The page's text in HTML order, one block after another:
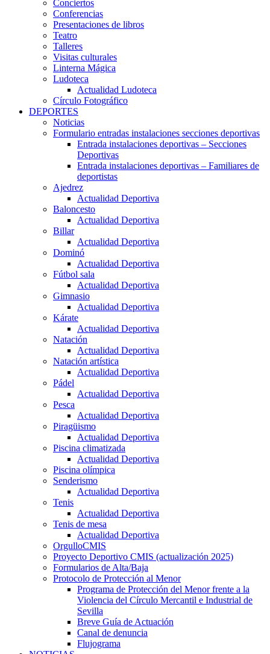
Conciertos
Conferencias
Presentaciones de libros
Teatro
Talleres
Visitas culturales
Linterna Mágica
Ludoteca
Actualidad Ludoteca
Círculo Fotográfico
DEPORTES
Noticias
Formulario entradas instalaciones secciones deportivas
Entrada instalaciones deportivas – Secciones
Deportivas
Entrada instalaciones deportivas – Familiares de
deportistas
Ajedrez
Actualidad Deportiva
Baloncesto
Actualidad Deportiva
Billar
Actualidad Deportiva
Dominó
Actualidad Deportiva
Fútbol sala
Actualidad Deportiva
Gimnasio
Actualidad Deportiva
Kárate
Actualidad Deportiva
Natación
Actualidad Deportiva
Natación artística
Actualidad Deportiva
Pádel
Actualidad Deportiva
Pesca
Actualidad Deportiva
Piragüismo
Actualidad Deportiva
Piscina climatizada
Actualidad Deportiva
Piscina olímpica
Senderismo
Actualidad Deportiva
Tenis
Actualidad Deportiva
Tenis de mesa
Actualidad Deportiva
OrgulloCMIS
Proyecto Deportivo CMIS (actualización 2025)
Formularios de Alta/Baja
Protocolo de Protección al Menor
Programa de Protección del Menor frente a la
Violencia del Círculo Mercantil e Industrial de
Sevilla
Breve Guía de Actuación
Canal de denuncia
Flujograma